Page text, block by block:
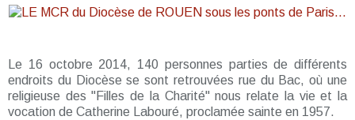
Le 16 octobre 2014, 140 personnes parties de différents
endroits du Diocèse se sont retrouvées rue du Bac, où une
religieuse des "Filles de la Charité" nous relate la vie et la
vocation de Catherine Labouré, proclamée sainte en 1957.